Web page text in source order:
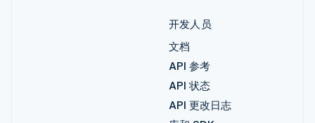
开发人员
文档
API 参考
API 状态
API 更改日志